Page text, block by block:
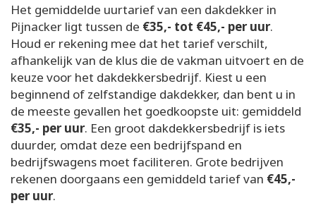
Het gemiddelde uurtarief van een dakdekker in
Pijnacker ligt tussen de €35,- tot €45,- per uur.
Houd er rekening mee dat het tarief verschilt,
afhankelijk van de klus die de vakman uitvoert en de
keuze voor het dakdekkersbedrijf. Kiest u een
beginnend of zelfstandige dakdekker, dan bent u in
de meeste gevallen het goedkoopste uit: gemiddeld
€35,- per uur. Een groot dakdekkersbedrijf is iets
duurder, omdat deze een bedrijfspand en
bedrijfswagens moet faciliteren. Grote bedrijven
rekenen doorgaans een gemiddeld tarief van €45,-
per uur.